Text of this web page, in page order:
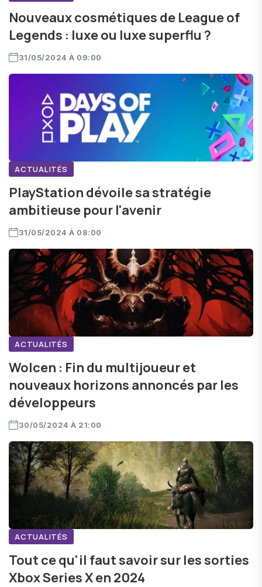
Nouveaux cosmétiques de League of
Legends : luxe ou luxe superflu ?
31/05/2024 À 09:00
ACTUALITÉS
PlayStation dévoile sa stratégie
ambitieuse pour l'avenir
31/05/2024 À 08:00
ACTUALITÉS
Wolcen : Fin du multijoueur et
nouveaux horizons annoncés par les
développeurs
30/05/2024 À 21:00
ACTUALITÉS
Tout ce qu'il faut savoir sur les sorties
Xbox Series X en 2024